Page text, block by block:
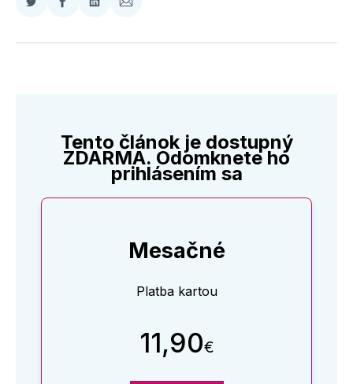
Zdieľať
Twitter
Zdieľať
Facebooku
Zdieľať
LinkedIne
Zdieľať
E-
Tento článok je dostupný
ZDARMA. Odomknete ho
prihlásením sa
Mesačné
Platba kartou
11,90€